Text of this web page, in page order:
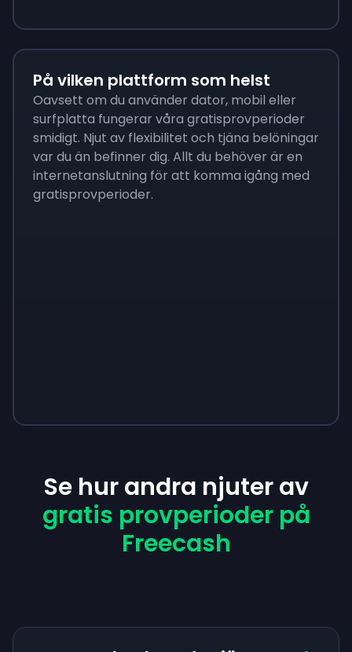
På vilken plattform som helst
Oavsett om du använder dator, mobil eller
surfplatta fungerar våra gratisprovperioder
smidigt. Njut av flexibilitet och tjäna belöningar
var du än befinner dig. Allt du behöver är en
internetanslutning för att komma igång med
gratisprovperioder.
Se hur andra njuter av
gratis provperioder på
Freecash